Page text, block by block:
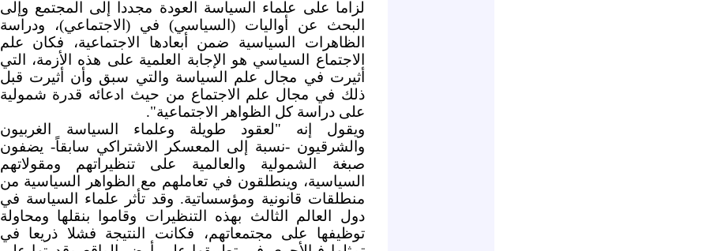
لزاما على علماء السياسة العودة مجددا إلى المجتمع وإلى
البحث عن أواليات (السياسي) في (الاجتماعي)، ودراسة
الظاهرات السياسية ضمن أبعادها الاجتماعية، فكان علم
الاجتماع السياسي هو الإجابة العلمية على هذه الأزمة، التي
أثيرت في مجال علم السياسة والتي سبق وأن أثيرت قبل
ذلك في مجال علم الاجتماع من حيث ادعائه قدرة شمولية
على دراسة كل الظواهر الاجتماعية".
ويقول إنه "لعقود طويلة وعلماء السياسة الغربيون
والشرقيون -نسبة إلى المعسكر الاشتراكي سابقاً- يضفون
صبغة الشمولية والعالمية على تنظيراتهم ومقولاتهم
السياسية، وينطلقون في تعاملهم مع الظواهر السياسية من
منطلقات قانونية ومؤسساتية. وقد تأثر علماء السياسة في
دول العالم الثالث بهذه التنظيرات وقاموا بنقلها ومحاولة
توظيفها على مجتمعاتهم، فكانت النتيجة فشلا ذريعا في